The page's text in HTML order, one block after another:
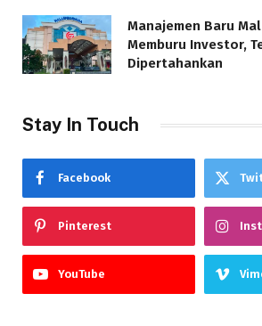
Manajemen Baru
Memburu Investor,
Dipertahankan
Stay In Touch
Facebook
Pinterest
YouTube